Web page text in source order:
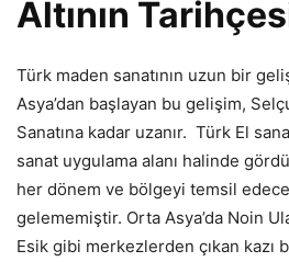
Altının
Türk maden sanatının uzun bir
Asya’dan başlayan bu gelişim,
Sanatına kadar uzanır. Türk El
sanat uygulama alanı halinde
her dönem ve bölgeyi temsil
gelememiştir. Orta Asya’da Noin
Esik gibi merkezlerden çıkan kazı